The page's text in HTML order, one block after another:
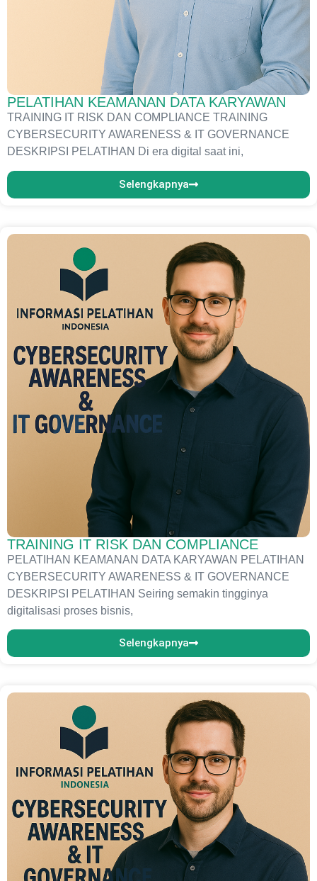
PELATIHAN KEAMANAN DATA KARYAWAN
TRAINING IT RISK DAN COMPLIANCE TRAINING
CYBERSECURITY AWARENESS & IT GOVERNANCE
DESKRIPSI PELATIHAN Di era digital saat ini,
Selengkapnya
TRAINING IT RISK DAN COMPLIANCE
PELATIHAN KEAMANAN DATA KARYAWAN PELATIHAN
CYBERSECURITY AWARENESS & IT GOVERNANCE
DESKRIPSI PELATIHAN Seiring semakin tingginya
digitalisasi proses bisnis,
Selengkapnya